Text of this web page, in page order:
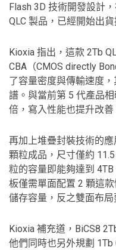
Flash 3D 技術開發設計
QLC 製品，已經開始出
Kioxia 指出，這款 2Tb
CBA（CMOS directly
了容量密度與傳輸速度
譜。與當前第 5 代產品
倍，寫入性能也提升改善
再加上堆疊封裝技術的
顆粒成品，尺寸僅約
粒的容量即能夠達到
板僅需單面配置 2 顆這
儲存容量，反之雙面布局
Kioxia 補充道，BiCS8
他們同時也另外規劃